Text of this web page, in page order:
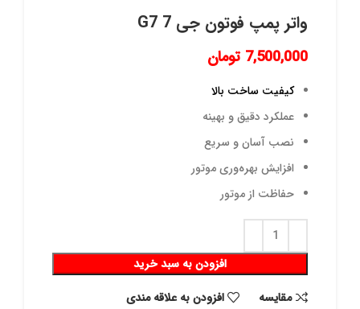
واتر پمپ فوتون جی 7 G7
7,500,000 تومان
کیفیت ساخت بالا
عملکرد دقیق و بهینه
نصب آسان و سریع
افزایش بهره‌وری موتور
حفاظت از موتور
افزودن به سبد خرید
مقايسه
افزودن به علاقه مندی